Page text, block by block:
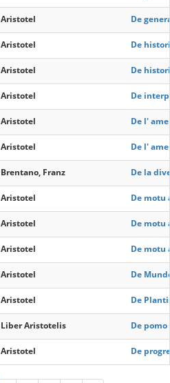
Aristotel De
Aristotel De
Aristotel De
Aristotel De
Aristotel De l' ame
Aristotel De l' ame
Brentano, Franz De la
Aristotel De motu
Aristotel De motu
Aristotel De motu
Aristotel De
Aristotel De
Liber Aristotelis De
Aristotel De